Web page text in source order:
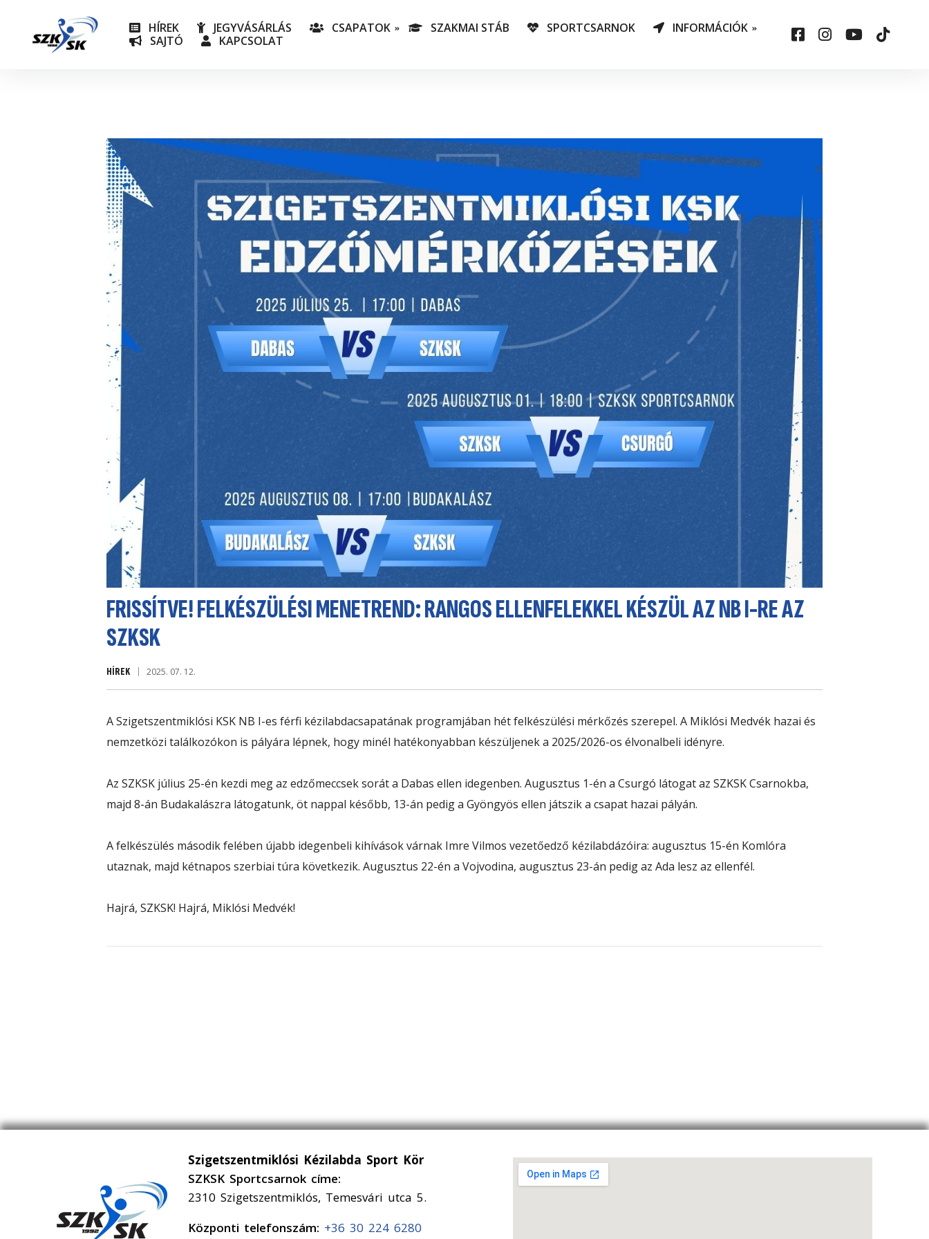
HÍREK JEGYVÁSÁRLÁS CSAPATOK SZAKMAI STÁB SPORTCSARNOK INFORMÁCIÓK
Társadalmi felelősség
vállalás
SAJTÓ KAPCSOLAT
FRISSÍTVE! FELKÉSZÜLÉSI MENETREND: RANGOS ELLENFELEKKEL KÉSZÜL AZ NB I-RE AZ
SZKSK
HÍREK 2025. 07. 12.
A Szigetszentmiklósi KSK NB I-es férfi kézilabdacsapatának programjában hét felkészülési mérkőzés szerepel. A Miklósi Medvék hazai és
nemzetközi találkozókon is pályára lépnek, hogy minél hatékonyabban készüljenek a 2025/2026-os élvonalbeli idényre.
Az SZKSK július 25-én kezdi meg az edzőmeccsek sorát a Dabas ellen idegenben. Augusztus 1-én a Csurgó látogat az SZKSK Csarnokba,
majd 8-án Budakalászra látogatunk, öt nappal később, 13-án pedig a Gyöngyös ellen játszik a csapat hazai pályán.
A felkészülés második felében újabb idegenbeli kihívások várnak Imre Vilmos vezetőedző kézilabdázóira: augusztus 15-én Komlóra
utaznak, majd kétnapos szerbiai túra következik. Augusztus 22-én a Vojvodina, augusztus 23-án pedig az Ada lesz az ellenfél.
Hajrá, SZKSK! Hajrá, Miklósi Medvék!
Szigetszentmiklósi Kézilabda Sport Kör
SZKSK Sportcsarnok címe:
2310 Szigetszentmiklós, Temesvári utca 5.
Központi telefonszám: +36 30 224 6280